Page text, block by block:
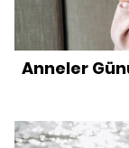
Anneler